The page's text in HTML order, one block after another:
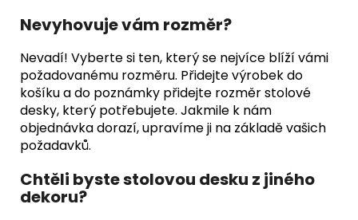
Nevyhovuje vám rozměr?
Nevadí! Vyberte si ten, který se nejvíce blíží vámi
požadovanému rozměru. Přidejte výrobek do
košíku a do poznámky přidejte rozměr stolové
desky, který potřebujete. Jakmile k nám
objednávka dorazí, upravíme ji na základě vašich
požadavků.
Chtěli byste stolovou desku z jiného
dekoru?